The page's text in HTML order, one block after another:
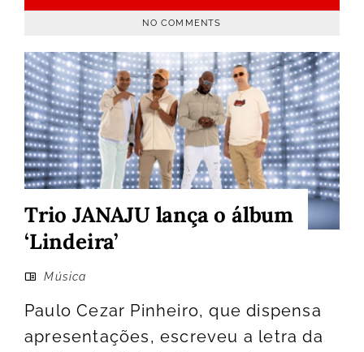
NO COMMENTS
Trio JANAJU lança o álbum
‘Lindeira’
Música
Paulo Cezar Pinheiro, que dispensa
apresentações, escreveu a letra da